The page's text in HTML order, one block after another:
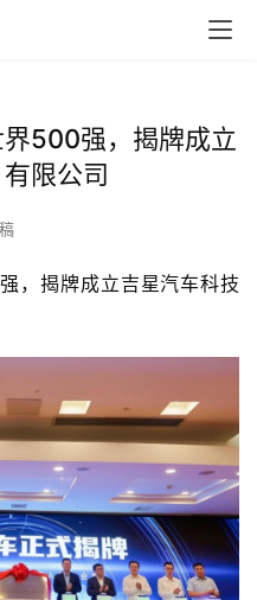
500强，揭牌成立
限公司
，揭牌成立吉星汽车科技